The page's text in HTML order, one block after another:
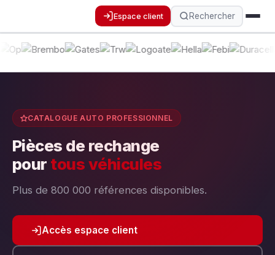
Espace client Rechercher
CATALOGUE AUTO PROFESSIONNEL
Pièces de rechange
pour tous véhicules
Plus de 800 000 références disponibles.
Accès espace client